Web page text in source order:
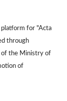
platform for "Acta
through
the Ministry of
of